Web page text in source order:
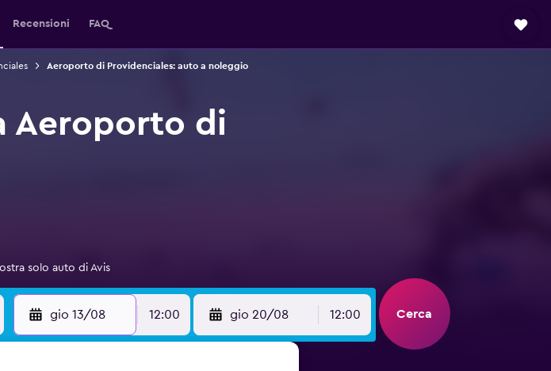
Recensioni FAQ
Aeroporto di Providenciales: auto a noleggio
Aeroporto di
solo auto di Avis
gio 13/08 12:00 gio 20/08 12:00 Cerca